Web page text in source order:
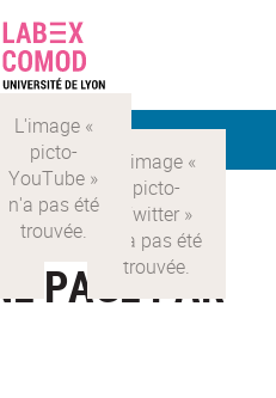
PAGE PAR